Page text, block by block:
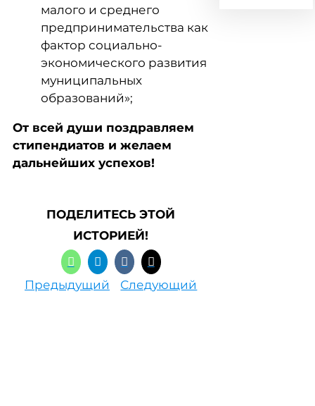
малого и среднего
предпринимательства как
фактор социально-
экономического развития
муниципальных
образований»;
От всей души поздравляем
стипендиатов и желаем
дальнейших успехов!
ПОДЕЛИТЕСЬ ЭТОЙ
ИСТОРИЕЙ!
Предыдущий Следующий